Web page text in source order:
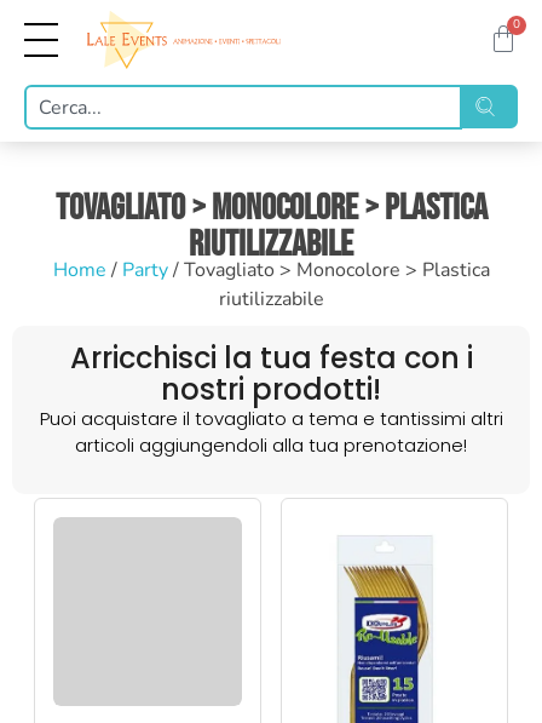
0
Tovagliato > Monocolore > Plastica
riutilizzabile
Home / Party/ Tovagliato > Monocolore > Plastica
riutilizzabile
Arricchisci la tua festa con i
nostri prodotti!
Puoi acquistare il tovagliato a tema e tantissimi altri
articoli aggiungendoli alla tua prenotazione!